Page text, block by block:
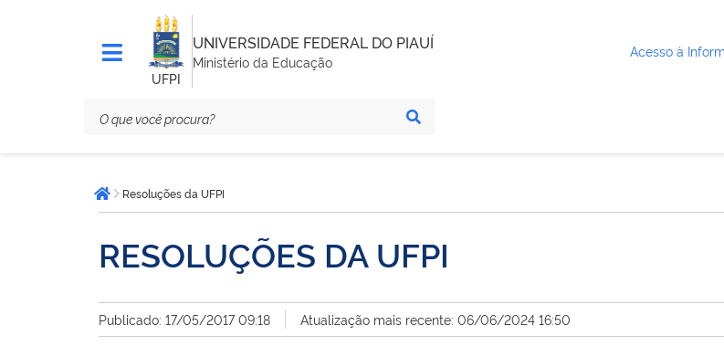
UFPI
UNIVERSIDADE FEDERAL DO PIAUÍ
Ministério da Educação
Acesso à
está
aqui:Página inicial
Resoluções da UFPI
RESOLUÇÕES DA UFPI
Publicado: 17/05/2017 09:18 Atualização mais recente: 06/06/2024 16:50